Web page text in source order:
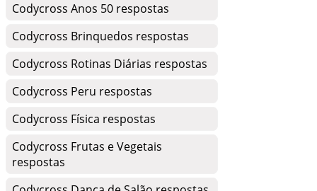
Codycross Anos 50 respostas
Codycross Brinquedos respostas
Codycross Rotinas Diárias respostas
Codycross Peru respostas
Codycross Física respostas
Codycross Frutas e Vegetais
respostas